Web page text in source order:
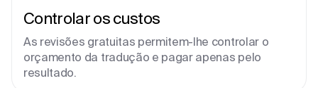
Controlar os custos
As revisões gratuitas permitem-lhe controlar o
orçamento da tradução e pagar apenas pelo
resultado.